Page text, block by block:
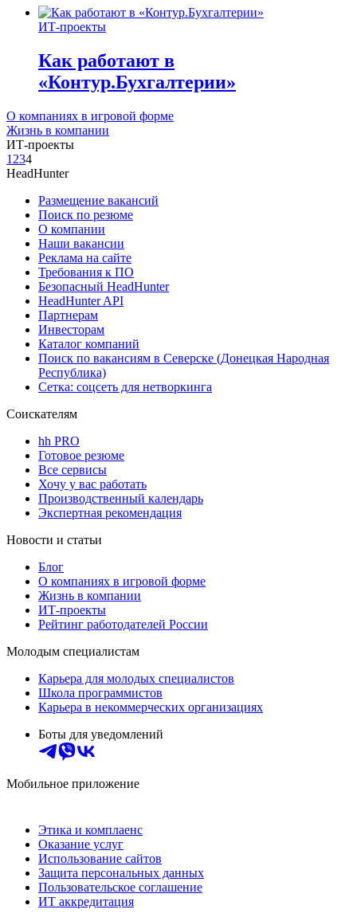
ИТ-проекты
Как работают в
«Контур.Бухгалтерии»
О компаниях в игровой форме
Жизнь в компании
ИТ-проекты
1 234
HeadHunter
Размещение вакансий
Поиск по резюме
О компании
Наши вакансии
Реклама на сайте
Требования к ПО
Безопасный HeadHunter
HeadHunter API
Партнерам
Инвесторам
Каталог компаний
Поиск по вакансиям в Северске (Донецкая Народная
Республика)
Сетка: соцсеть для нетворкинга
Соискателям
hh PRO
Готовое резюме
Все сервисы
Хочу у вас работать
Производственный календарь
Экспертная рекомендация
Новости и статьи
Блог
О компаниях в игровой форме
Жизнь в компании
ИТ-проекты
Рейтинг работодателей России
Молодым специалистам
Карьера для молодых специалистов
Школа программистов
Карьера в некоммерческих организациях
Боты для уведомлений
Мобильное приложение
Этика и комплаенс
Оказание услуг
Использование сайтов
Защита персональных данных
Пользовательское соглашение
ИТ аккредитация